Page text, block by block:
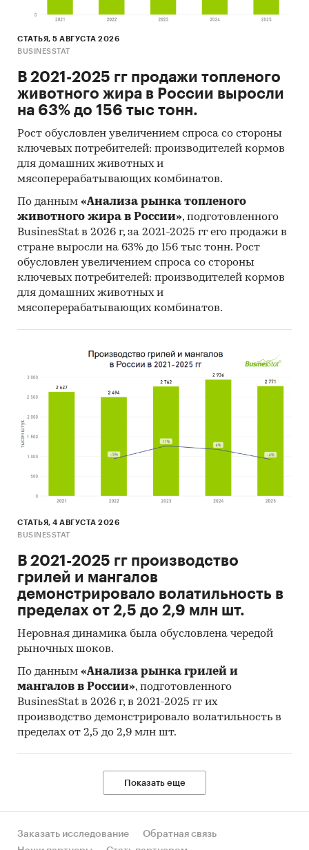
СТАТЬЯ, 5 АВГУСТА 2026
BUSINESSTAT
В 2021-2025 гг продажи топленого
животного жира в России выросли
на 63% до 156 тыс тонн.
Рост обусловлен увеличением спроса со стороны
ключевых потребителей: производителей кормов
для домашних животных и
мясоперерабатывающих комбинатов.
По данным «Анализа рынка топленого
животного жира в России», подготовленного
BusinesStat в 2026 г, за 2021-2025 гг его продажи в
стране выросли на 63% до 156 тыс тонн. Рост
обусловлен увеличением спроса со стороны
ключевых потребителей: производителей кормов
для домашних животных и
мясоперерабатывающих комбинатов.
СТАТЬЯ, 4 АВГУСТА 2026
BUSINESSTAT
В 2021-2025 гг производство
грилей и мангалов
демонстрировало волатильность в
пределах от 2,5 до 2,9 млн шт.
Неровная динамика была обусловлена чередой
рыночных шоков.
По данным «Анализа рынка грилей и
мангалов в России», подготовленного
BusinesStat в 2026 г, в 2021-2025 гг их
производство демонстрировало волатильность в
пределах от 2,5 до 2,9 млн шт.
Показать еще
Заказать исследование
Обратная связь